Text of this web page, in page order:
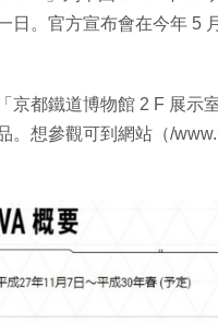
日。官方宣布會在今年 5
京都鐵道博物館 2 F 展示
。想參觀可到網站（/